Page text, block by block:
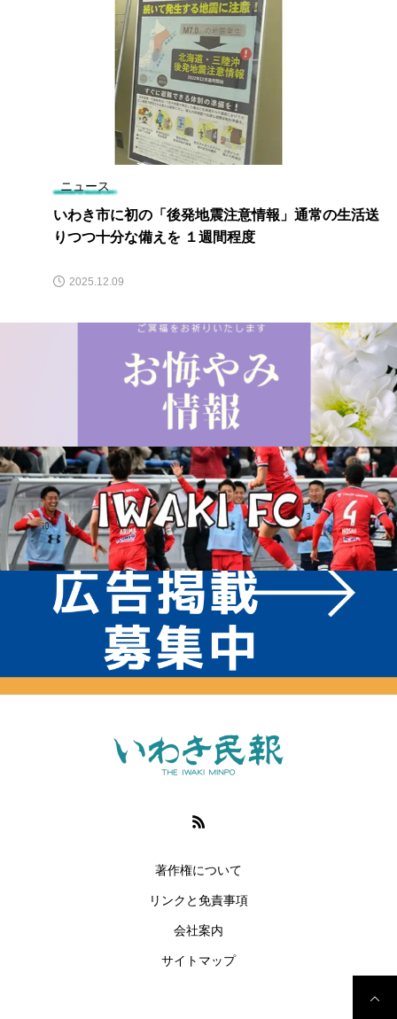
ニュース
いわき市に初の「後発地震注意情報」通常の生活送
りつつ十分な備えを １週間程度
2025.12.09
著作権について
リンクと免責事項
会社案内
サイトマップ